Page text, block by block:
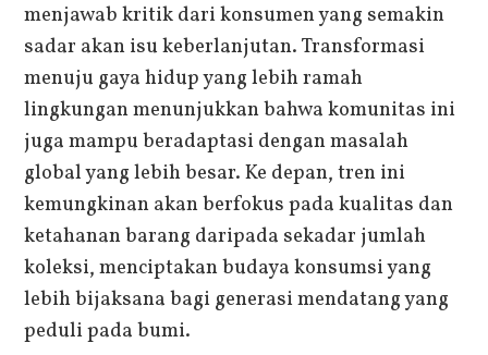
menjawab kritik dari konsumen yang semakin
sadar akan isu keberlanjutan. Transformasi
menuju gaya hidup yang lebih ramah
lingkungan menunjukkan bahwa komunitas ini
juga mampu beradaptasi dengan masalah
global yang lebih besar. Ke depan, tren ini
kemungkinan akan berfokus pada kualitas dan
ketahanan barang daripada sekadar jumlah
koleksi, menciptakan budaya konsumsi yang
lebih bijaksana bagi generasi mendatang yang
peduli pada bumi.